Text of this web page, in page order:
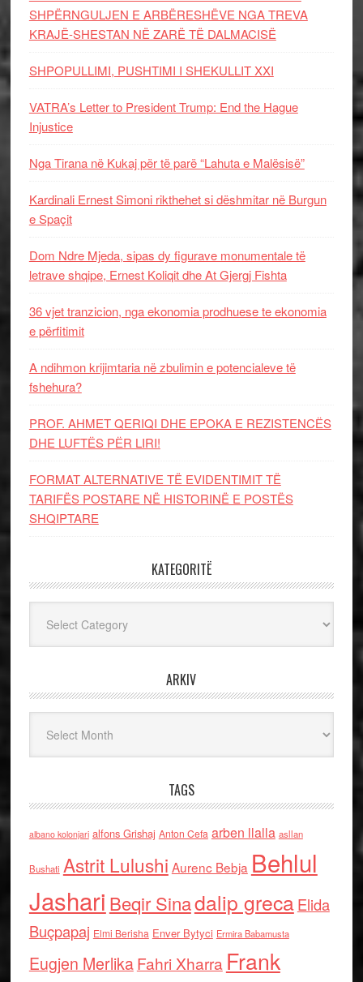
SHPËRNGULJEN E ARBËRESHËVE NGA TREVA
KRAJË-SHESTAN NË ZARË TË DALMACISË
SHPOPULLIMI, PUSHTIMI I SHEKULLIT XXI
VATRA’s Letter to President Trump: End the Hague
Injustice
Nga Tirana në Kukaj për të parë “Lahuta e Malësisë”
Kardinali Ernest Simoni rikthehet si dëshmitar në Burgun
e Spaçit
Dom Ndre Mjeda, sipas dy figurave monumentale të
letrave shqipe, Ernest Koliqit dhe At Gjergj Fishta
36 vjet tranzicion, nga ekonomia prodhuese te ekonomia
e përfitimit
A ndihmon krijimtaria në zbulimin e potencialeve të
fshehura?
PROF. AHMET QERIQI DHE EPOKA E REZISTENCЁS
DHE LUFTЁS PЁR LIRI!
FORMAT ALTERNATIVE TË EVIDENTIMIT TË
TARIFËS POSTARE NË HISTORINË E POSTËS
SHQIPTARE
KATEGORITË
ARKIV
TAGS
albano kolonjari alfons Grishaj Anton Cefa arben llalla asllan
Bushati Astrit Lulushi Aurenc Bebja Behlul
Jashari Beqir Sinadalip grecaElida
Buçpapaj Elmi Berisha Enver Bytyci Ermira Babamusta
Eugjen MerlikaFahri Xharra Frank